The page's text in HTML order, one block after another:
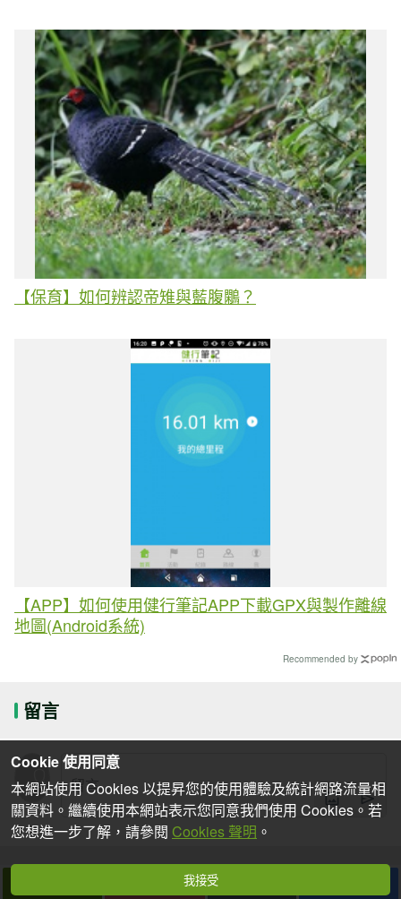
【保育】如何辨認帝雉與藍腹鷴？
【APP】如何使用健行筆記APP下載GPX與製作離線
地圖(Android系統)
Recommended by
留言
Cookie 使用同意
本網站使用 Cookies 以提昇您的使用體驗及統計網路流量相
關資料。繼續使用本網站表示您同意我們使用 Cookies。若
您想進一步了解，請參閱 Cookies 聲明 。
我接受